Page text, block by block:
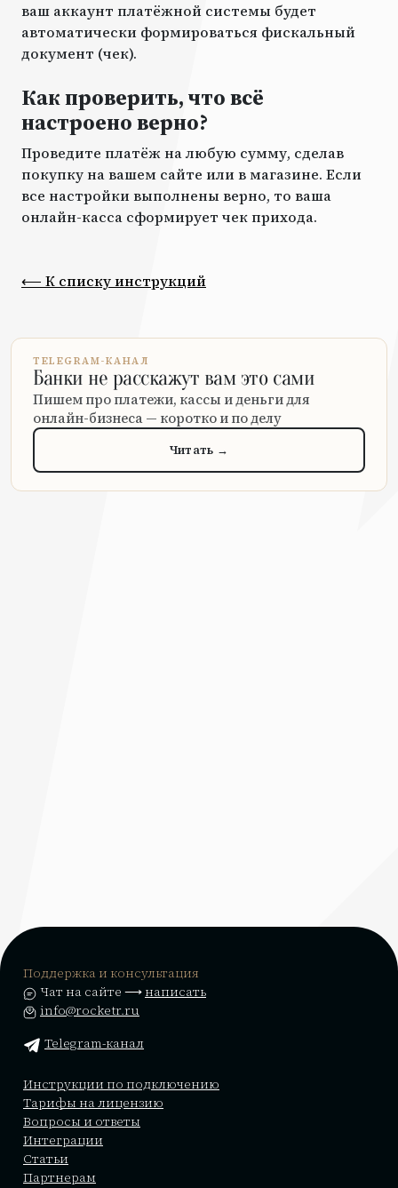
ваш аккаунт платёжной системы будет
автоматически формироваться фискальный
документ (чек).
Как проверить, что всё
настроено верно?
Проведите платёж на любую сумму, сделав
покупку на вашем сайте или в магазине. Если
все настройки выполнены верно, то ваша
онлайн-касса сформирует чек прихода.
⟵ К списку инструкций
TELEGRAM-КАНАЛ
Банки не расскажут вам это сами
Пишем про платежи, кассы и деньги для
онлайн-бизнеса — коротко и по делу
Читать →
Поддержка и консультация
Чат на сайте ⟶ написать
info@rocketr.ru
Telegram-канал
Инструкции по подключению
Тарифы на лицензию
Вопросы и ответы
Интеграции
Статьи
Партнерам